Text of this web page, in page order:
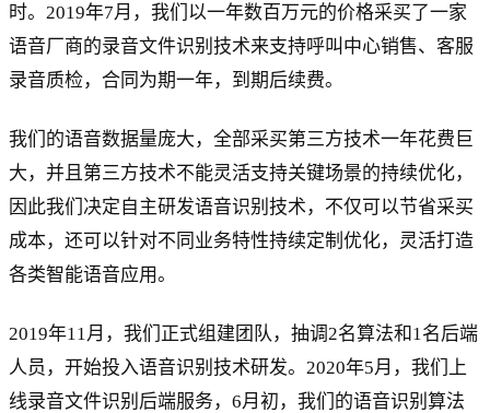
时。2019年7月，我们以一年数百万元的价格采买了一家
语音厂商的录音文件识别技术来支持呼叫中心销售、客服
录音质检，合同为期一年，到期后续费。
我们的语音数据量庞大，全部采买第三方技术一年花费巨
大，并且第三方技术不能灵活支持关键场景的持续优化，
因此我们决定自主研发语音识别技术，不仅可以节省采买
成本，还可以针对不同业务特性持续定制优化，灵活打造
各类智能语音应用。
2019年11月，我们正式组建团队，抽调2名算法和1名后端
人员，开始投入语音识别技术研发。2020年5月，我们上
线录音文件识别后端服务，6月初，我们的语音识别算法